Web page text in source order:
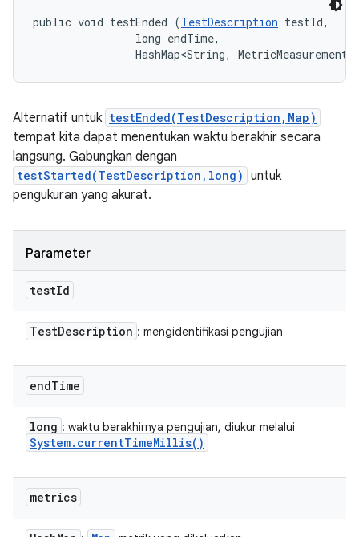
public void testEnded (TestDescription testId,
                long endTime,
HashMap<String,
Alternatif untuk testEnded(TestDescription,Map)
tempat kita dapat menentukan waktu berakhir secara
langsung. Gabungkan dengan
testStarted(TestDescription,long) untuk
pengukuran yang akurat.
Parameter
testId
TestDescription : mengidentifikasi pengujian
endTime
long : waktu berakhirnya pengujian, diukur melalui
System. currentTimeMillis( )
metrics